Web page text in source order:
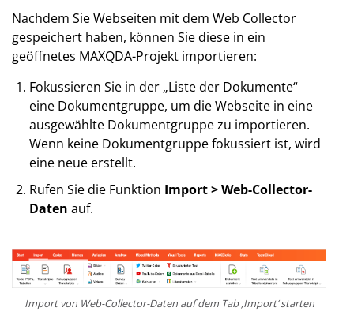
Nachdem Sie Webseiten mit dem Web Collector
gespeichert haben, können Sie diese in ein
geöffnetes MAXQDA-Projekt importieren:
Fokussieren Sie in der „Liste der Dokumente“
eine Dokumentgruppe, um die Webseite in eine
ausgewählte Dokumentgruppe zu importieren.
Wenn keine Dokumentgruppe fokussiert ist, wird
eine neue erstellt.
Rufen Sie die Funktion Import > Web-Collector-
Daten auf.
Import von Web-Collector-Daten auf dem Tab ‚Import‘ starten